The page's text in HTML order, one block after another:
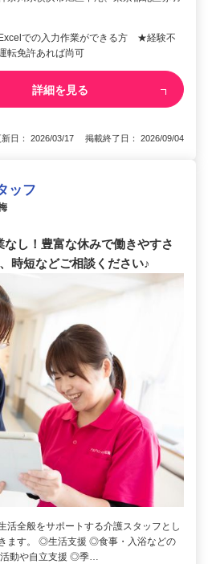
での入力作業ができる方 ★経験不
免許あれば尚可
詳細を見る
新日： 2026/03/17 掲載終了日： 2026/09/04
ッフ
し！豊富な休みで働きやすさ
時短などご相談ください♪
活全般をサポートする介護スタッフとし
ます。 ◎生活支援 ◎食事・入浴などの
動や自立支援 ◎季…